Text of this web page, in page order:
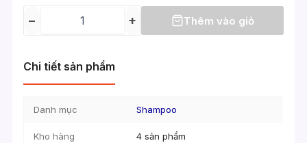
− + Thêm vào giỏ
Chi tiết sản phẩm
Danh mục Shampoo
Kho hàng 4 sản phẩm